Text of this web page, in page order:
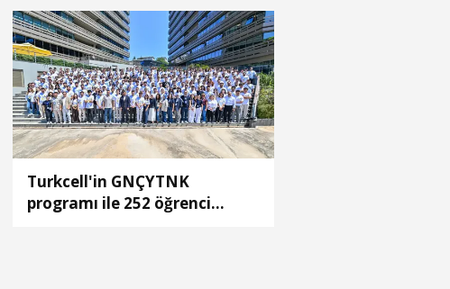
Turkcell'in GNÇYTNK
programı ile 252 öğrenci